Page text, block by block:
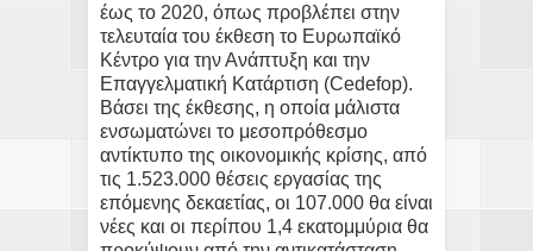
έως το 2020, όπως προβλέπει στην
τελευταία του έκθεση το Ευρωπαϊκό
Κέντρο για την Ανάπτυξη και την
Επαγγελματική Κατάρτιση (Cedefop).
Βάσει της έκθεσης, η οποία μάλιστα
ενσωματώνει το μεσοπρόθεσμο
αντίκτυπο της οικονομικής κρίσης, από
τις 1.523.000 θέσεις εργασίας της
επόμενης δεκαετίας, οι 107.000 θα είναι
νέες και οι περίπου 1,4 εκατομμύρια θα